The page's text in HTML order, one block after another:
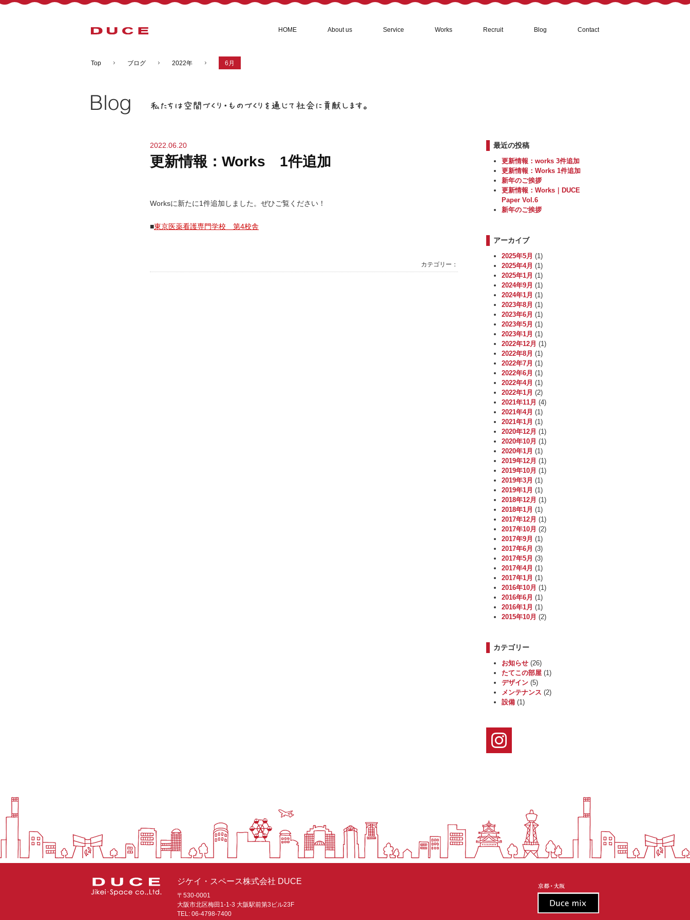
キ
HOME About us Service Works Recruit Blog Contact
Top ブログ 2022年 6月
2022.06.20
更新情報：Works 1件追加
Worksに新たに1件追加しました。ぜひご覧ください！
■東京医薬看護専門学校 第4校舎
カテゴリー：
最近の投稿
更新情報：works 3件追加
更新情報：Works 1件追加
新年のご挨拶
更新情報：Works｜DUCE
Paper Vol.6
新年のご挨拶
アーカイブ
2025年5月 (1)
2025年4月 (1)
2025年1月 (1)
2024年9月 (1)
2024年1月 (1)
2023年8月 (1)
2023年6月 (1)
2023年5月 (1)
2023年1月 (1)
2022年12月 (1)
2022年8月 (1)
2022年7月 (1)
2022年6月 (1)
2022年4月 (1)
2022年1月 (2)
2021年11月 (4)
2021年4月 (1)
2021年1月 (1)
2020年12月 (1)
2020年10月 (1)
2020年1月 (1)
2019年12月 (1)
2019年10月 (1)
2019年3月 (1)
2019年1月 (1)
2018年12月 (1)
2018年1月 (1)
2017年12月 (1)
2017年10月 (2)
2017年9月 (1)
2017年6月 (3)
2017年5月 (3)
2017年4月 (1)
2017年1月 (1)
2016年10月 (1)
2016年6月 (1)
2016年1月 (1)
2015年10月 (2)
カテゴリー
お知らせ (26)
たてこの部屋 (1)
デザイン (5)
メンテナンス (2)
設備 (1)
ジケイ・スペース株式会社 DUCE
〒530-0001
大阪市北区梅田1-1-3 大阪駅前第3ビル23F
TEL: 06-4798-7400